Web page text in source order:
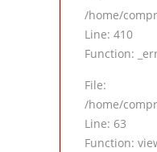
/home/
Line: 410
Function:
File:
/home/
Line: 63
Function: